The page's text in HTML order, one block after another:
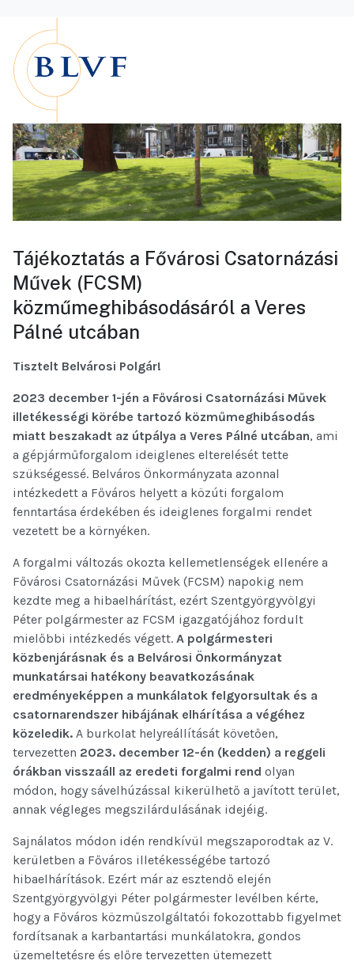
Tájékoztatás a Fővárosi Csatornázási
Művek (FCSM)
közműmeghibásodásáról a Veres
Pálné utcában
Tisztelt Belvárosi Polgár!
2023 december 1-jén a Fővárosi Csatornázási Művek
illetékességi körébe tartozó közműmeghibásodás
miatt beszakadt az útpálya a Veres Pálné utcában, ami
a gépjárműforgalom ideiglenes elterelését tette
szükségessé. Belváros Önkormányzata azonnal
intézkedett a Főváros helyett a közúti forgalom
fenntartása érdekében és ideiglenes forgalmi rendet
vezetett be a környéken.
A forgalmi változás okozta kellemetlenségek ellenére a
Fővárosi Csatornázási Művek (FCSM) napokig nem
kezdte meg a hibaelhárítást, ezért Szentgyörgyvölgyi
Péter polgármester az FCSM igazgatójához fordult
mielőbbi intézkedés végett. A polgármesteri
közbenjárásnak és a Belvárosi Önkormányzat
munkatársai hatékony beavatkozásának
eredményeképpen a munkálatok felgyorsultak és a
csatornarendszer hibájának elhárítása a végéhez
közeledik. A burkolat helyreállítását követően,
tervezetten 2023. december 12-én (kedden) a reggeli
órákban visszaáll az eredeti forgalmi rend olyan
módon, hogy sávelhúzással kikerülhető a javított terület,
annak végleges megszilárdulásának idejéig.
Sajnálatos módon idén rendkívül megszaporodtak az V.
kerületben a Főváros illetékességébe tartozó
hibaelhárítások. Ezért már az esztendő elején
Szentgyörgyvölgyi Péter polgármester levélben kérte,
hogy a Főváros közműszolgáltatói fokozottabb figyelmet
fordítsanak a karbantartási munkálatokra, gondos
üzemeltetésre és előre tervezetten ütemezett